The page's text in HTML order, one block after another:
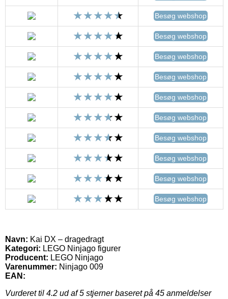
Besøg webshop
Besøg webshop
Besøg webshop
Besøg webshop
Besøg webshop
Besøg webshop
Besøg webshop
Besøg webshop
Besøg webshop
Besøg webshop
Navn: Kai DX – dragedragt
Kategori: LEGO Ninjago figurer
Producent: LEGO Ninjago
Varenummer: Ninjago 009
EAN:
Vurderet til 4.2 ud af 5 stjerner baseret på 45 anmeldelser